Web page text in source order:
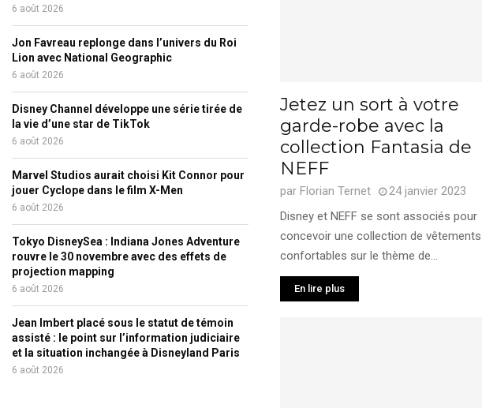
Jetez un sort à votre
garde-robe avec la
collection Fantasia de
NEFF
par Florian Ternet
24 janvier 2023
Disney et NEFF se sont associés pour
concevoir une collection de vêtements
confortables sur le thème de...
En lire plus
6 août 2026
Jon Favreau replonge dans l’univers du Roi
Lion avec National Geographic
6 août 2026
Disney Channel développe une série tirée de
la vie d’une star de TikTok
6 août 2026
Marvel Studios aurait choisi Kit Connor pour
jouer Cyclope dans le film X-Men
6 août 2026
Tokyo DisneySea : Indiana Jones Adventure
rouvre le 30 novembre avec des effets de
projection mapping
6 août 2026
Jean Imbert placé sous le statut de témoin
assisté : le point sur l’information judiciaire
et la situation inchangée à Disneyland Paris
6 août 2026